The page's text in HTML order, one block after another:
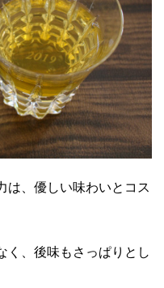
、優しい味わいとコス
く、後味もさっぱりとし